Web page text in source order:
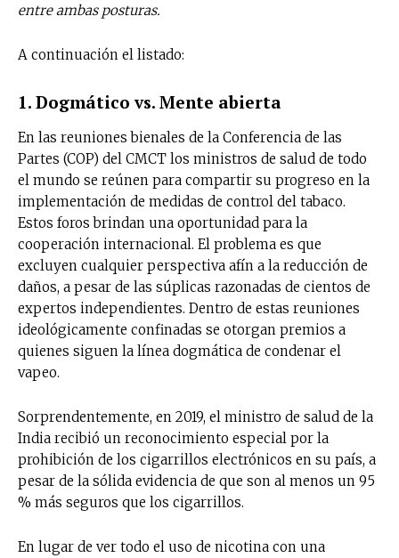
entre ambas posturas.
A continuación el listado:
1. Dogmático vs. Mente abierta
En las reuniones bienales de la Conferencia de las
Partes (COP) del CMCT los ministros de salud de todo
el mundo se reúnen para compartir su progreso en la
implementación de medidas de control del tabaco.
Estos foros brindan una oportunidad para la
cooperación internacional. El problema es que
excluyen cualquier perspectiva afín a la reducción de
daños, a pesar de las súplicas razonadas de cientos de
expertos independientes. Dentro de estas reuniones
ideológicamente confinadas se otorgan premios a
quienes siguen la línea dogmática de condenar el
vapeo.
Sorprendentemente, en 2019, el ministro de salud de la
India recibió un reconocimiento especial por la
prohibición de los cigarrillos electrónicos en su país, a
pesar de la sólida evidencia de que son al menos un 95
% más seguros que los cigarrillos.
En lugar de ver todo el uso de nicotina con una